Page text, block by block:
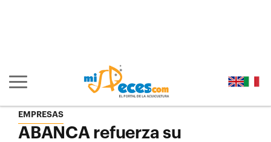
Mostrar/ocultar navegación principal
EMPRESAS
ABANCA refuerza su